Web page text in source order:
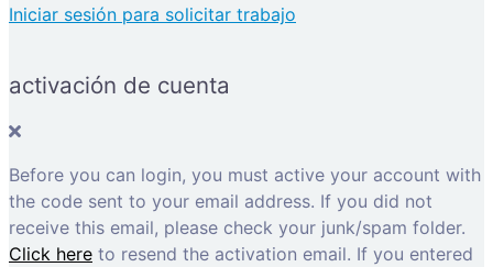
Iniciar sesión para solicitar trabajo
activación de cuenta
Before you can login, you must active your account with
the code sent to your email address. If you did not
receive this email, please check your junk/spam folder.
Click here to resend the activation email. If you entered